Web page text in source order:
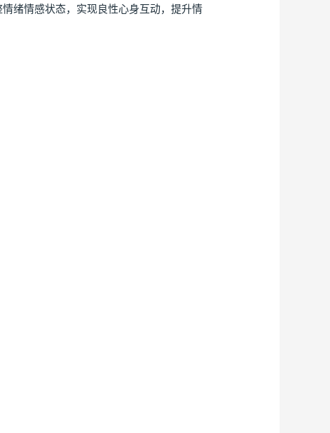
绪情感状态，实现良性心身互动，提升情